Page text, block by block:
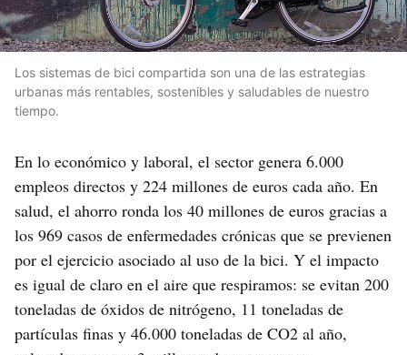
Los sistemas de bici compartida son una de las estrategias
urbanas más rentables, sostenibles y saludables de nuestro
tiempo.
En lo económico y laboral, el sector genera 6.000
empleos directos y 224 millones de euros cada año. En
salud, el ahorro ronda los 40 millones de euros gracias a
los 969 casos de enfermedades crónicas que se previenen
por el ejercicio asociado al uso de la bici. Y el impacto
es igual de claro en el aire que respiramos: se evitan 200
toneladas de óxidos de nitrógeno, 11 toneladas de
partículas finas y 46.000 toneladas de CO2 al año,